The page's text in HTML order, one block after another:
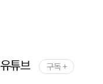
유튜브 구독 +